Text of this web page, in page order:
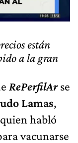
están
a la gran
RePerfilAr se
Lamas,
habló
vacunarse